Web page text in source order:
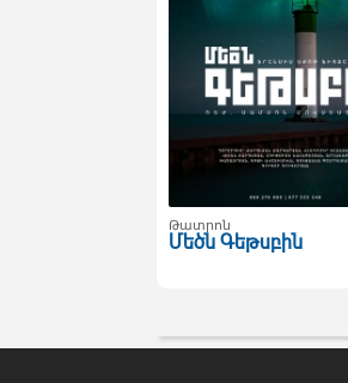
Թատրոն
Մեծն Գեթսբին